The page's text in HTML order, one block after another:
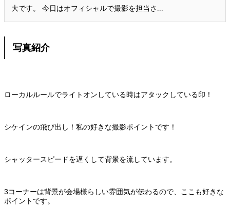
大です。 今日はオフィシャルで撮影を担当さ...
写真紹介
ローカルルールでライトオンしている時はアタックしている印！
シケインの飛び出し！私の好きな撮影ポイントです！
シャッタースピードを遅くして背景を流しています。
3コーナーは背景が会場様らしい雰囲気が伝わるので、ここも好きな
ポイントです。